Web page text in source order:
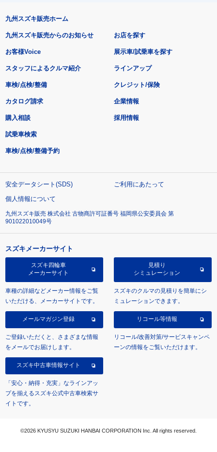
九州スズキ販売ホーム
九州スズキ販売からのお知らせ
お客様Voice
スタッフによるクルマ紹介
お店を探す
展示車/試乗車を探す
ラインアップ
車検/点検/整備 クレジット/保険
カタログ請求
購入相談
試乗車検索
車検/点検/整備予約
企業情報
採用情報
安全データシート(SDS)
ご利用にあたって
個人情報について
九州スズキ販売 株式会社 古物商許可証番号 福岡県公安委員会 第
901022010049号
スズキメーカーサイト
スズキ四輪車
メーカーサイト
車種の詳細などメーカー情報をご覧
いただける、メーカーサイトです。
見積り
シミュレーション
スズキのクルマの見積りを簡単にシ
ミュレーションできます。
メールマガジン登録
ご登録いただくと、さまざまな情報
をメールでお届けします。
リコール等情報
リコール/改善対策/サービスキャンペ
ーンの情報をご覧いただけます。
スズキ中古車情報サイト
「安心・納得・充実」なラインアッ
プを揃えるスズキ公式中古車検索サ
イトです。
©2026 KYUSYU SUZUKI HANBAI CORPORATION Inc. All rights reserved.